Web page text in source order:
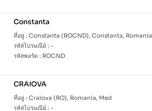
Constanta
ที่อยู่ : Constanta (ROCND), Constanta, Romania
รหัสไปรษณีย์ : -
รหัสพอร์ต : ROCND
CRAIOVA
ที่อยู่ : Craiova (RO), Romania, Med
รหัสไปรษณีย์ : -